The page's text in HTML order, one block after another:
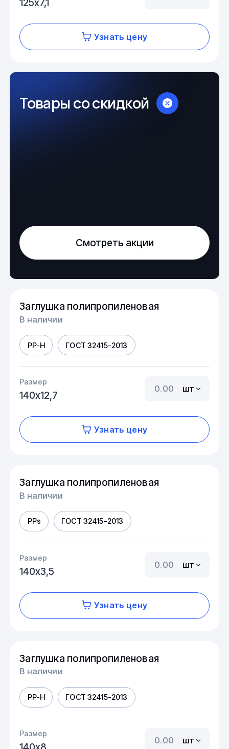
125х7,1
Узнать цену
Товары со скидкой
Смотреть акции
Заглушка полипропиленовая
В наличии
PP-H ГОСТ 32415-2013
Размер
140х12,7
шт
Узнать цену
Заглушка полипропиленовая
В наличии
PPs ГОСТ 32415-2013
Размер
140х3,5
шт
Узнать цену
Заглушка полипропиленовая
В наличии
PP-H ГОСТ 32415-2013
Размер
шт